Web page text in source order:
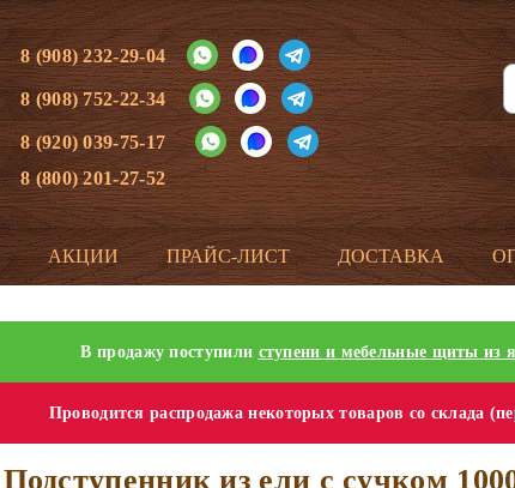
8 (908) 232-29-04
8 (908) 752-22-34
8 (920) 039-75-17
8 (800) 201-27-52
АКЦИИ ПРАЙС-ЛИСТ ДОСТАВКА
В продажу поступили ступени и мебельные щиты из
Проводится распродажа некоторых товаров со склада
Подступенник из ели с сучком